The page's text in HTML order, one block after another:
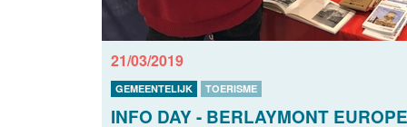
21/03/2019
GEMEENTELIJK TOERISME
INFO DAY - BERLAYMONT EUROPE